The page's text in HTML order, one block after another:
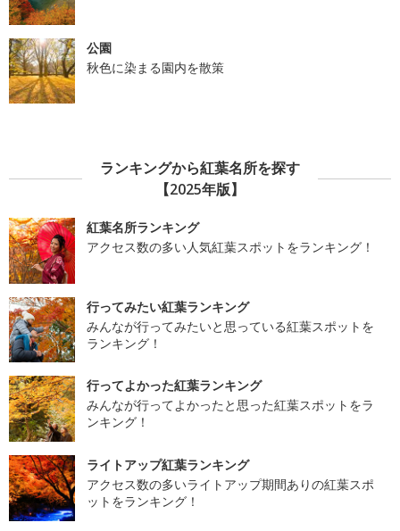
公園
秋色に染まる園内を散策
ランキングから紅葉名所を探す
【2025年版】
紅葉名所ランキング
アクセス数の多い人気紅葉スポットをランキング！
行ってみたい紅葉ランキング
みんなが行ってみたいと思っている紅葉スポットを
ランキング！
行ってよかった紅葉ランキング
みんなが行ってよかったと思った紅葉スポットをラ
ンキング！
ライトアップ紅葉ランキング
アクセス数の多いライトアップ期間ありの紅葉スポ
ットをランキング！